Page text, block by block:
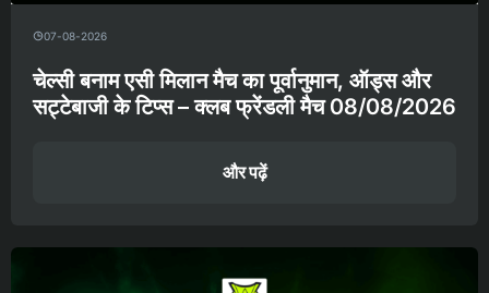
07-08-2026
चेल्सी बनाम एसी मिलान मैच का पूर्वानुमान, ऑड्स और
सट्टेबाजी के टिप्स – क्लब फ्रेंडली मैच 08/08/2026
और पढ़ें